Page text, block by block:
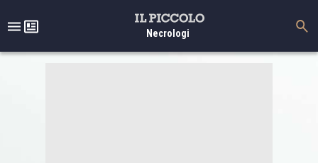
Necrologi